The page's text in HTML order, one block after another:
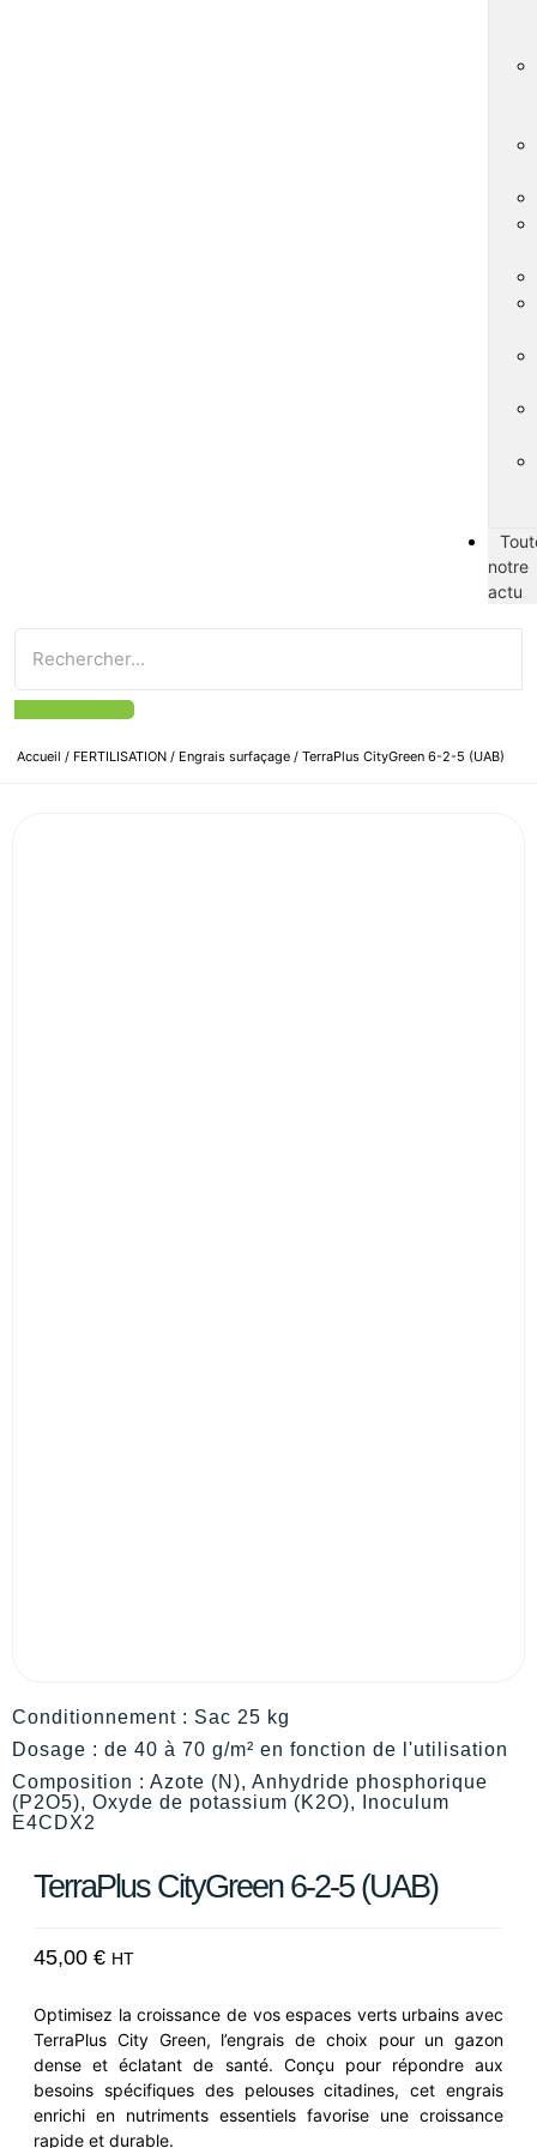
notre
actu
Accueil / FERTILISATION / Engrais surfaçage / TerraPlus CityGreen 6-2-5 (UAB)
Conditionnement : Sac 25 kg
Dosage : de 40 à 70 g/m² en fonction de l'utilisation
Composition : Azote (N), Anhydride phosphorique
(P2O5), Oxyde de potassium (K2O), Inoculum
E4CDX2
TerraPlus CityGreen 6-2-5 (UAB)
45,00 € HT
Optimisez la croissance de vos espaces verts urbains avec
TerraPlus City Green, l’engrais de choix pour un gazon
dense et éclatant de santé. Conçu pour répondre aux
besoins spécifiques des pelouses citadines, cet engrais
enrichi en nutriments essentiels favorise une croissance
rapide et durable.